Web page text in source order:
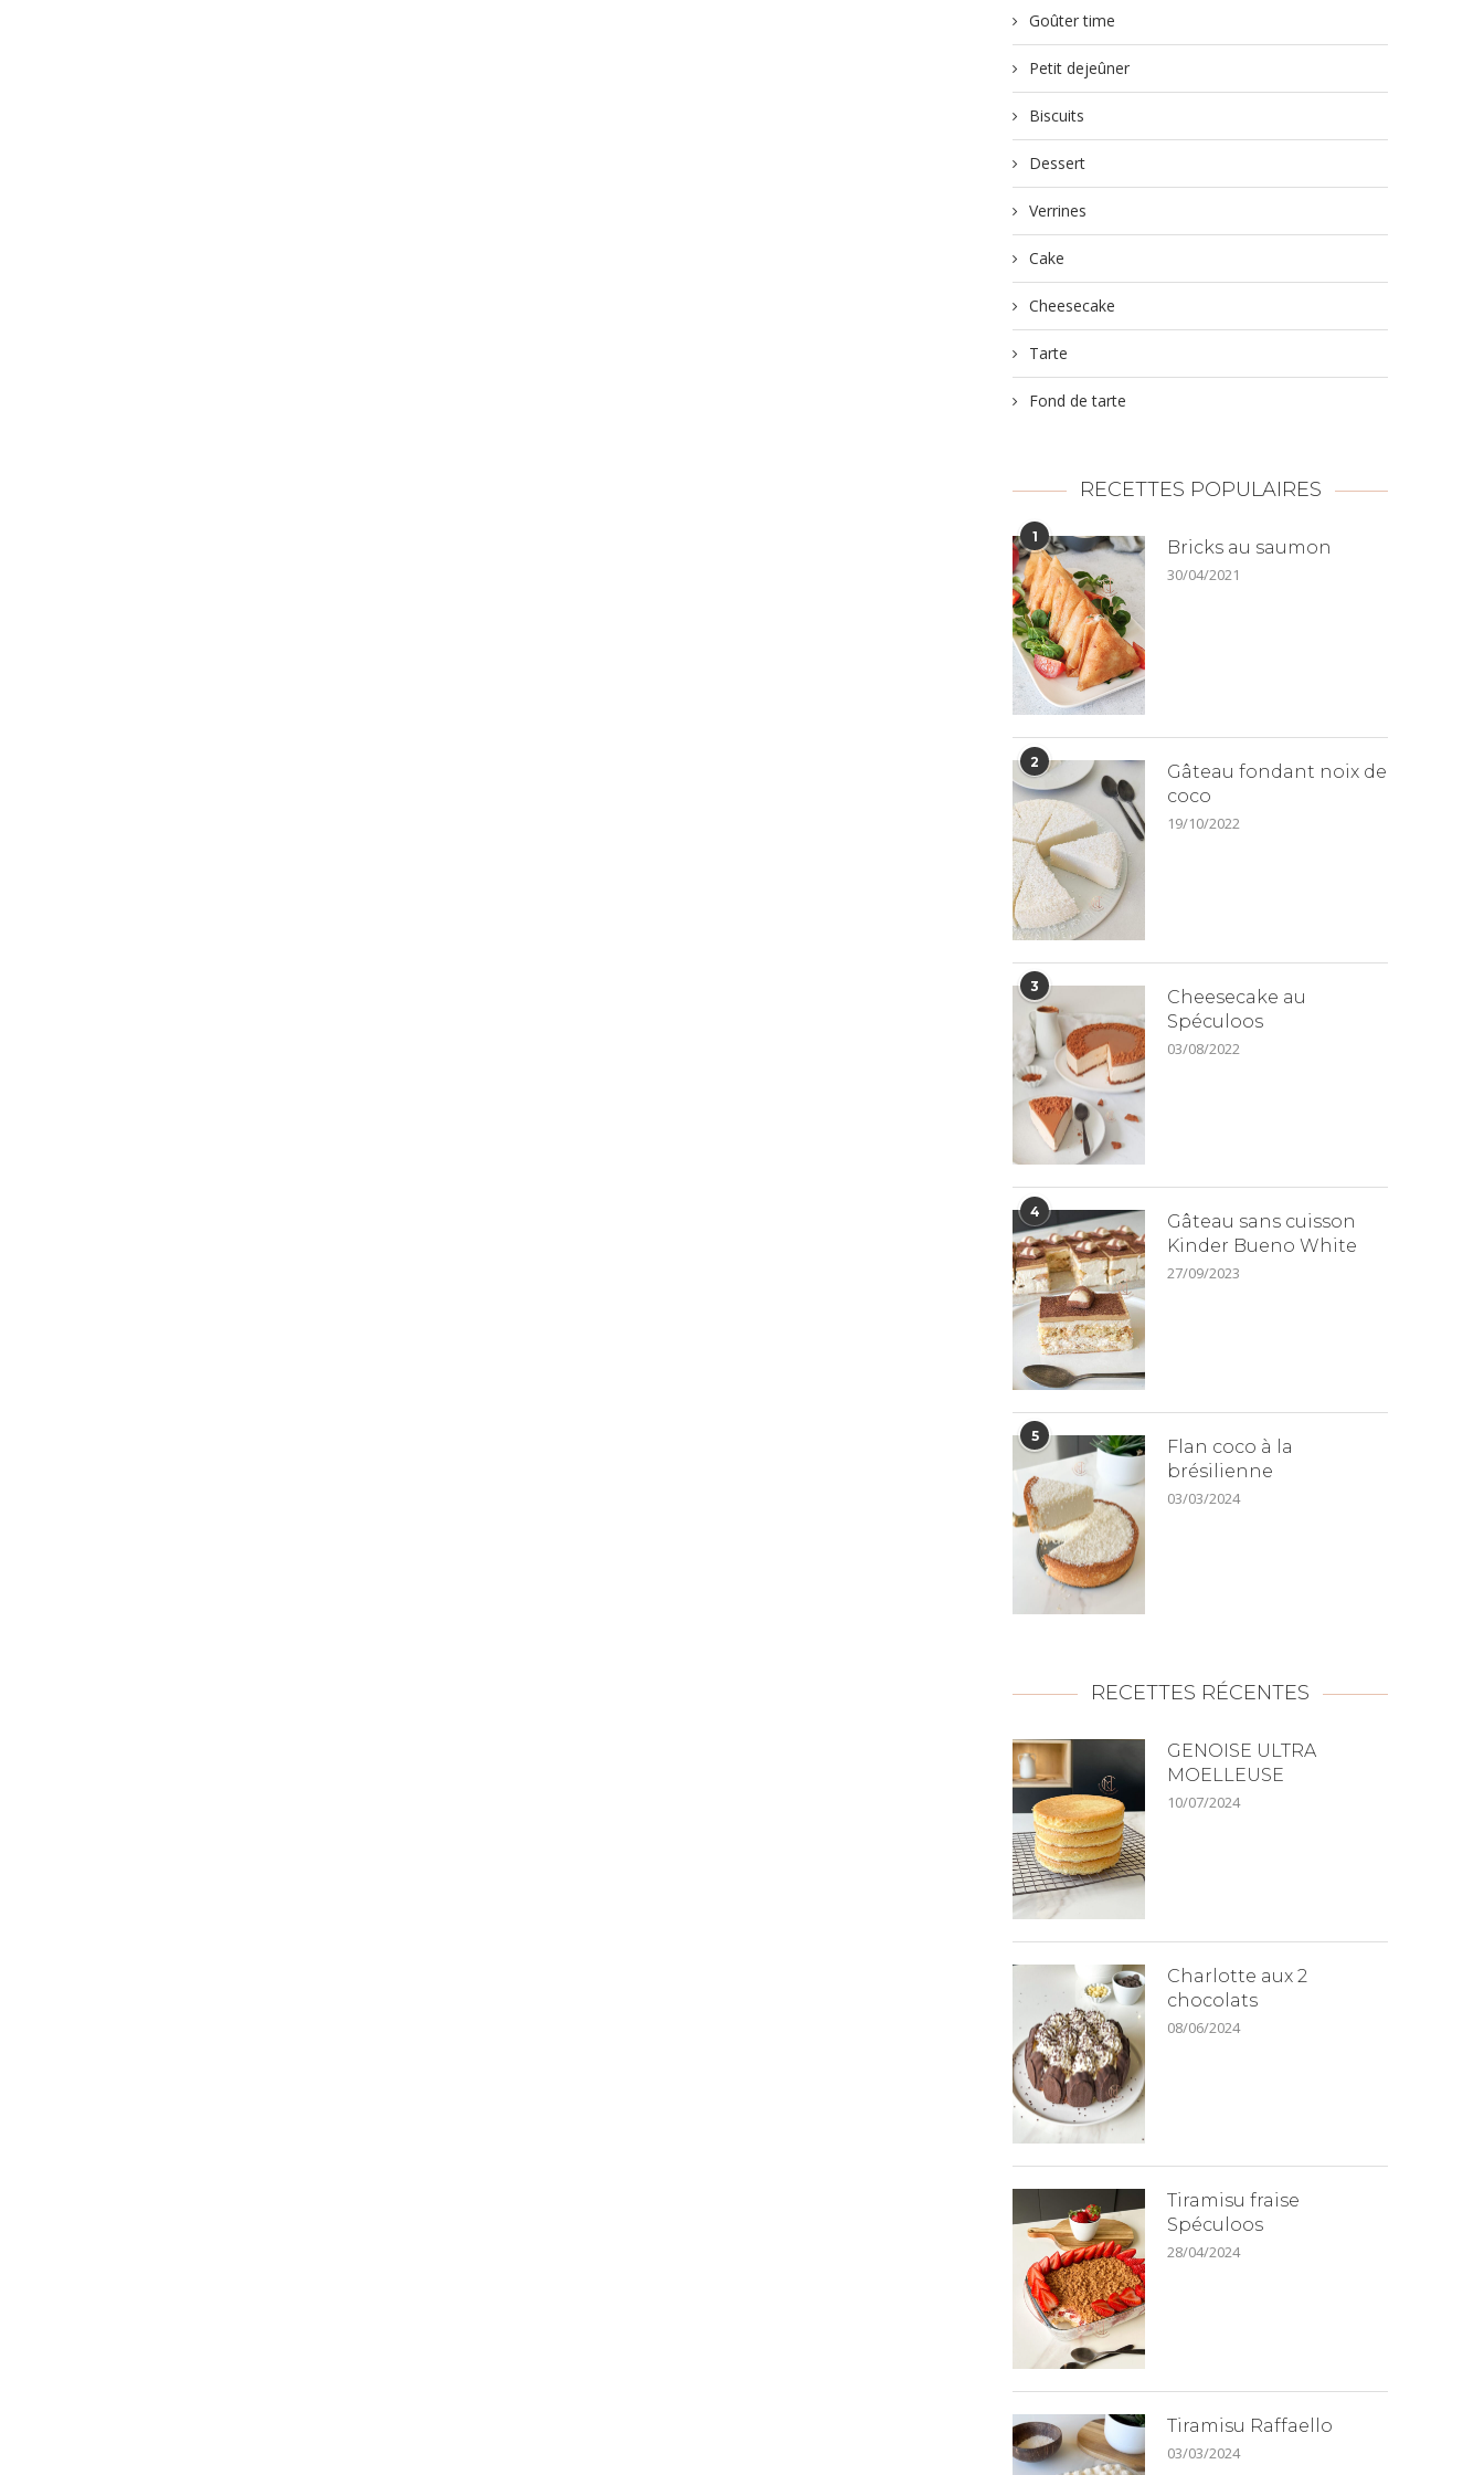
Goûter time
Petit dejeûner
Biscuits
Dessert
Verrines
Cake
Cheesecake
Tarte
Fond de tarte
RECETTES POPULAIRES
1
Bricks au saumon
30/04/2021
2
Gâteau fondant noix de
coco
19/10/2022
3
Cheesecake au
Spéculoos
03/08/2022
4
Gâteau sans cuisson
Kinder Bueno White
27/09/2023
5
Flan coco à la
brésilienne
03/03/2024
RECETTES RÉCENTES
GENOISE ULTRA
MOELLEUSE
10/07/2024
Charlotte aux 2
chocolats
08/06/2024
Tiramisu fraise
Spéculoos
28/04/2024
Tiramisu Raffaello
03/03/2024